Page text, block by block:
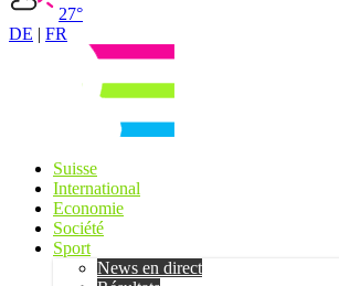
27°
DE | FR
Suisse
International
Economie
Société
Sport
News en direct